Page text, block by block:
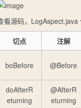
看源码， LogAspect.java
切点 注解
boBefore @Before
doAfterR
eturning
@AfterR
eturning